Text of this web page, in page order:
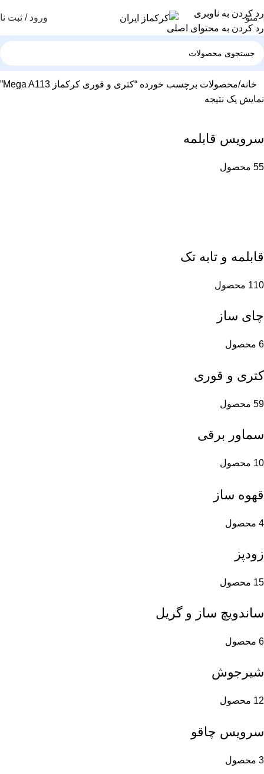
رد کردن به ناوبری
رد کردن به محتوای اصلی
منو ورود / ثبت
خانه محصولات برچسب خورده “کتری و قوری کرکماز Mega A113”
نمایش یک نتیجه
سرویس قابلمه
55 محصول
قابلمه و تابه تک
110 محصول
چای ساز
6 محصول
کتری و قوری
59 محصول
سماور برقی
10 محصول
قهوه ساز
4 محصول
زودپز
15 محصول
ساندویچ ساز و گریل
6 محصول
شیرجوش
12 محصول
سرویس چاقو
3 محصول